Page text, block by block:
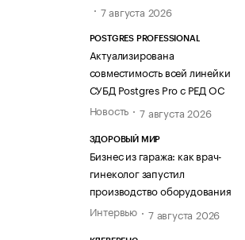
7 августа 2026
POSTGRES PROFESSIONAL
Актуализирована
совместимость всей линейки
СУБД Postgres Pro с РЕД ОС
Новость
7 августа 2026
ЗДОРОВЫЙ МИР
Бизнес из гаража: как врач-
гинеколог запустил
производство оборудования
Интервью
7 августа 2026